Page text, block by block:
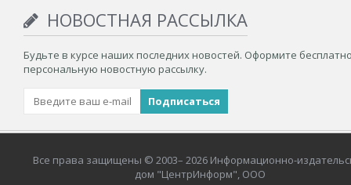
НОВОСТНАЯ РАССЫЛКА
Будьте в курсе наших последних новостей. Оформите
персональную новостную рассылку.
Все права защищены © 2003– 2026 Информационно-
дом "ЦентрИнформ", ООО